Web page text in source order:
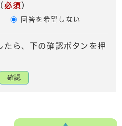
（ 必須）
回答を希望しない
たら、下の確認ボタンを押
確認